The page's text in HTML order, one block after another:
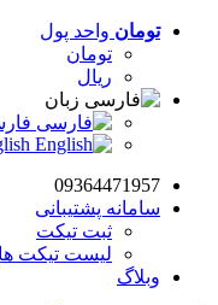
تومان واحد پول
تومان
ریال
زبان
09364471957
سامانه پشتیبانی
ثبت تیکت
لیست تیکت ها
وبلاگ